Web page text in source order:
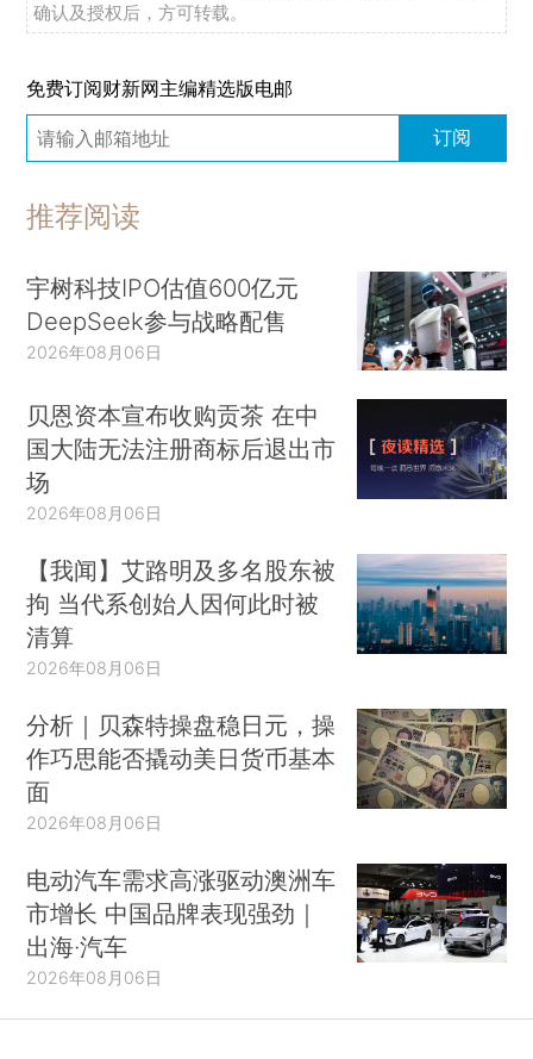
确认及授权后，方可转载。
免费订阅财新网主编精选版电邮
订阅
推荐阅读
宇树科技IPO估值600亿元
DeepSeek参与战略配售
2026年08月06日
贝恩资本宣布收购贡茶 在中
国大陆无法注册商标后退出市
场
2026年08月06日
【我闻】艾路明及多名股东被
拘 当代系创始人因何此时被
清算
2026年08月06日
分析｜贝森特操盘稳日元，操
作巧思能否撬动美日货币基本
面
2026年08月06日
电动汽车需求高涨驱动澳洲车
市增长 中国品牌表现强劲｜
出海·汽车
2026年08月06日